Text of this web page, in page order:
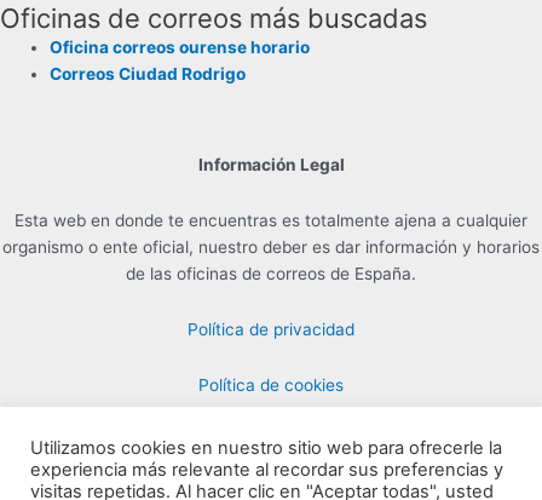
Oficinas de correos más buscadas
Oficina correos ourense horario
Correos Ciudad Rodrigo
Información Legal
Esta web en donde te encuentras es totalmente ajena a cualquier
organismo o ente oficial, nuestro deber es dar información y horarios
de las oficinas de correos de España.
Política de privacidad
Política de cookies
Contacto para Publicidad en info@horarioscorreos.com
Utilizamos cookies en nuestro sitio web para ofrecerle la
experiencia más relevante al recordar sus preferencias y
visitas repetidas. Al hacer clic en "Aceptar todas", usted